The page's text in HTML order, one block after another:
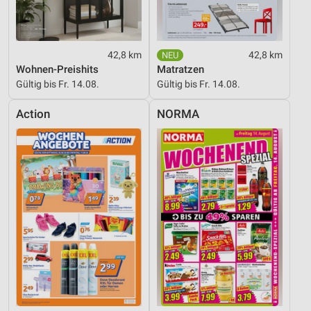
42,8 km
Wohnen-Preishits
Gültig bis Fr. 14.08.
42,8 km
Matratzen
Gültig bis Fr. 14.08.
Action NORMA
Geräte anhand von aktiv angeforderten
Informationen identifizieren
Nicht-IAB-Verarbeitungszwecke:
Notwendig
Performance
Funktional
Werbung